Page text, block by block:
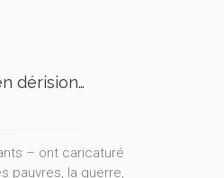
dérision…
– ont caricaturé
pauvres, la guerre,